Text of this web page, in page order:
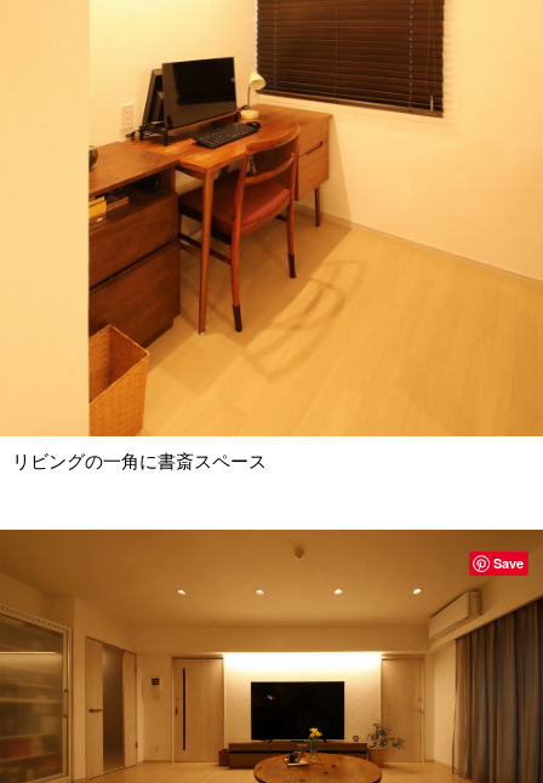
リビングの一角に書斎スペース
Save